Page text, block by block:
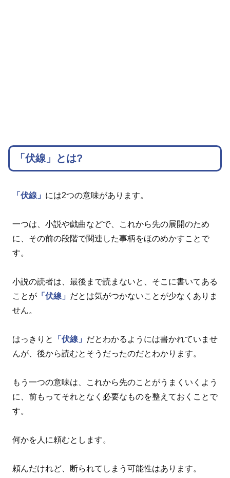
「伏線」とは?
「伏線」 には2つの意味があります。
一つは、小説や戯曲などで、これから先の展開のため
に、その前の段階で関連した事柄をほのめかすことで
す。
小説の読者は、最後まで読まないと、そこに書いてある
ことが 「伏線」 だとは気がつかないことが少なくありま
せん。
はっきりと 「伏線」 だとわかるようには書かれていませ
んが、後から読むとそうだったのだとわかります。
もう一つの意味は、これから先のことがうまくいくよう
に、前もってそれとなく必要なものを整えておくことで
す。
何かを人に頼むとします。
頼んだけれど、断られてしまう可能性はあります。